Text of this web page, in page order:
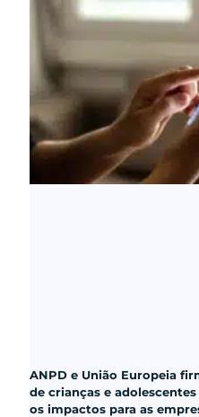
ANPD e União Europeia
de crianças e
os impactos para as